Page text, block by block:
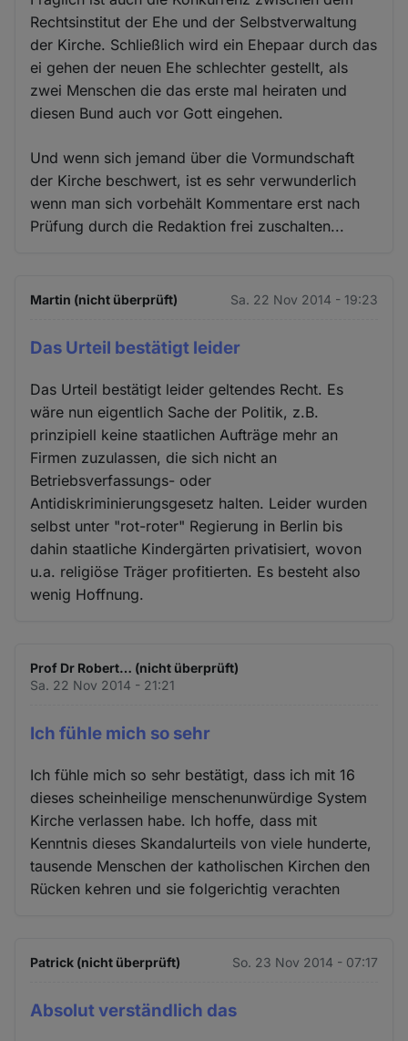
Rechtsinstitut der Ehe und der Selbstverwaltung
der Kirche. Schließlich wird ein Ehepaar durch das
ei gehen der neuen Ehe schlechter gestellt, als
zwei Menschen die das erste mal heiraten und
diesen Bund auch vor Gott eingehen.
Und wenn sich jemand über die Vormundschaft
der Kirche beschwert, ist es sehr verwunderlich
wenn man sich vorbehält Kommentare erst nach
Prüfung durch die Redaktion frei zuschalten...
Martin (nicht überprüft) Sa. 22 Nov 2014 - 19:23
Das Urteil bestätigt leider
Das Urteil bestätigt leider geltendes Recht. Es
wäre nun eigentlich Sache der Politik, z.B.
prinzipiell keine staatlichen Aufträge mehr an
Firmen zuzulassen, die sich nicht an
Betriebsverfassungs- oder
Antidiskriminierungsgesetz halten. Leider wurden
selbst unter "rot-roter" Regierung in Berlin bis
dahin staatliche Kindergärten privatisiert, wovon
u.a. religiöse Träger profitierten. Es besteht also
wenig Hoffnung.
Prof Dr Robert… (nicht überprüft)
Sa. 22 Nov 2014 - 21:21
Ich fühle mich so sehr
Ich fühle mich so sehr bestätigt, dass ich mit 16
dieses scheinheilige menschenunwürdige System
Kirche verlassen habe. Ich hoffe, dass mit
Kenntnis dieses Skandalurteils von viele hunderte,
tausende Menschen der katholischen Kirchen den
Rücken kehren und sie folgerichtig verachten
Patrick (nicht überprüft) So. 23 Nov 2014 - 07:17
Absolut verständlich das